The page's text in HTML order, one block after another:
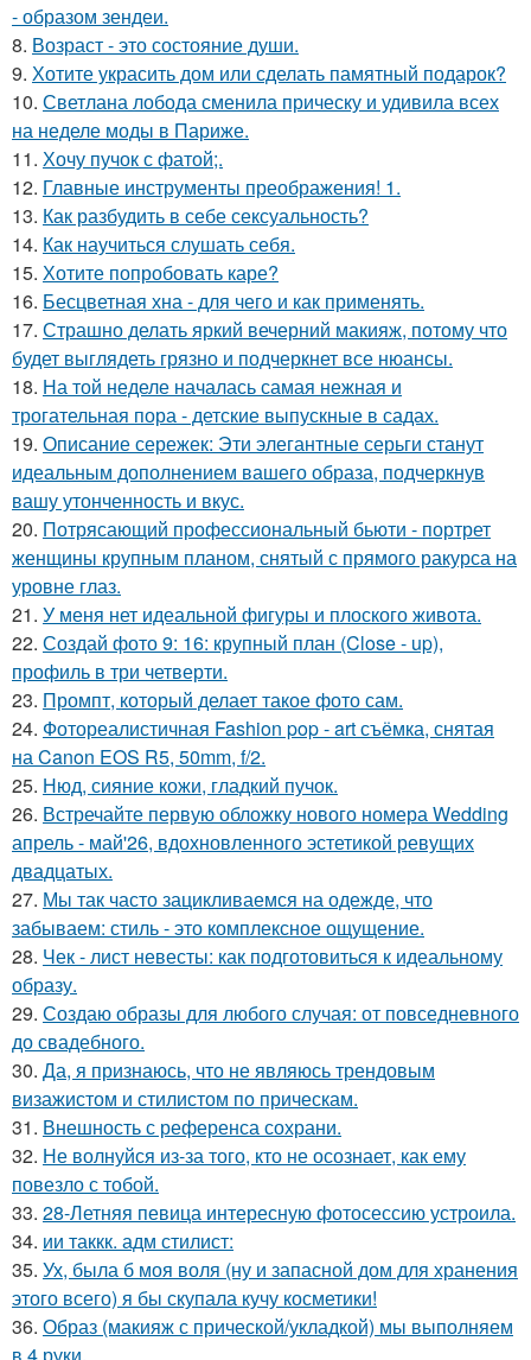
- образом зендеи.
8. Возраст - это состояние души.
9. Хотите украсить дом или сделать памятный подарок?
10. Светлана лобода сменила прическу и удивила всех
на неделе моды в Париже.
11. Хочу пучок с фатой;.
12. Главные инструменты преображения! 1.
13. Как разбудить в себе сексуальность?
14. Как научиться слушать себя.
15. Хотите попробовать каре?
16. Бесцветная хна - для чего и как применять.
17. Страшно делать яркий вечерний макияж, потому что
будет выглядеть грязно и подчеркнет все нюансы.
18. На той неделе началась самая нежная и
трогательная пора - детские выпускные в садах.
19. Описание сережек: Эти элегантные серьги станут
идеальным дополнением вашего образа, подчеркнув
вашу утонченность и вкус.
20. Потрясающий профессиональный бьюти - портрет
женщины крупным планом, снятый с прямого ракурса на
уровне глаз.
21. У меня нет идеальной фигуры и плоского живота.
22. Создай фото 9: 16: крупный план (Close - up),
профиль в три четверти.
23. Промпт, который делает такое фото сам.
24. Фотореалистичная Fashion pop - art съёмка, снятая
на Canon EOS R5, 50mm, f/2.
25. Нюд, сияние кожи, гладкий пучок.
26. Встречайте первую обложку нового номера Wedding
апрель - май'26, вдохновленного эстетикой ревущих
двадцатых.
27. Мы так часто зацикливаемся на одежде, что
забываем: стиль - это комплексное ощущение.
28. Чек - лист невесты: как подготовиться к идеальному
образу.
29. Создаю образы для любого случая: от повседневного
до свадебного.
30. Да, я признаюсь, что не являюсь трендовым
визажистом и стилистом по прическам.
31. Внешность с референса сохрани.
32. Не волнуйся из-за того, кто не осознает, как ему
повезло с тобой.
33. 28-Летняя певица интересную фотосессию устроила.
34. ии таккк. адм стилист:
35. Ух, была б моя воля (ну и запасной дом для хранения
этого всего) я бы скупала кучу косметики!
36. Образ (макияж с прической/укладкой) мы выполняем